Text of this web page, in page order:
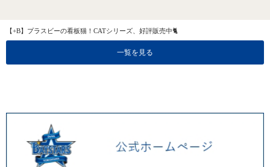
【+B】プラスビーの看板猫！CATシリーズ、好評販売中🐈
一覧を見る